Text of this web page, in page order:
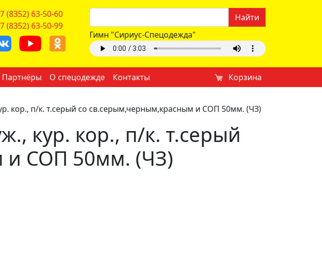
(8352) 63-50-60
(8352) 63-50-99
Найти
Гимн "Сириус-Спецодежда"
Партнёры О спецодежде Контакты Корзина
кор., п/к. т.серый со св.серым,черным,красным и СОП 50мм. (ЧЗ)
кур. кор., п/к. т.серый
и СОП 50мм. (ЧЗ)